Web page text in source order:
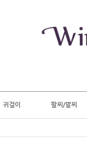
귀걸이 팔찌/발찌